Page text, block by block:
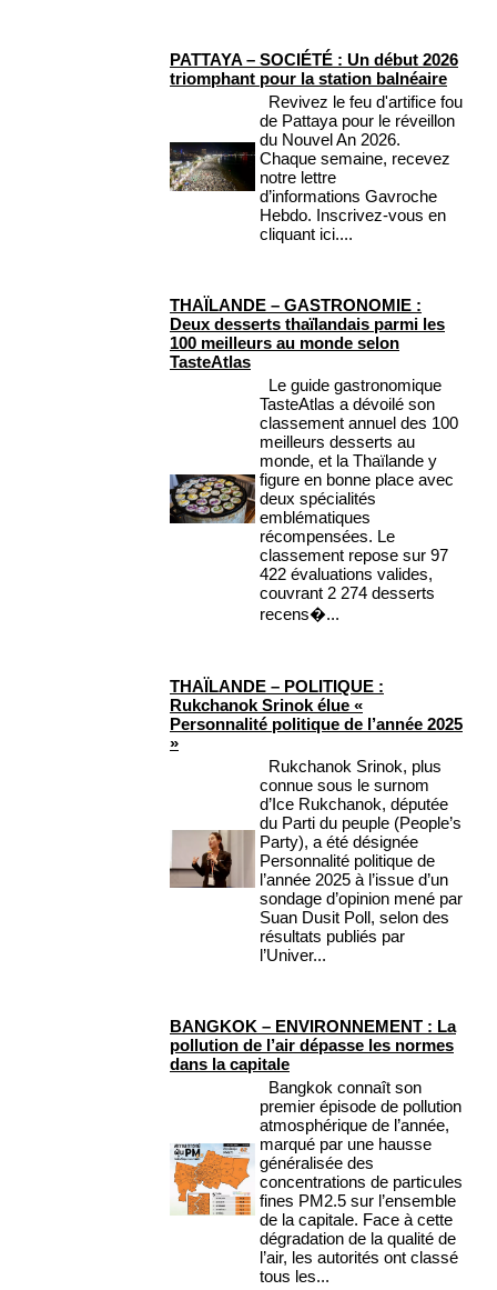
PATTAYA – SOCIÉTÉ : Un début 2026
triomphant pour la station balnéaire
Revivez le feu d'artifice fou
de Pattaya pour le réveillon
du Nouvel An 2026.
Chaque semaine, recevez
notre lettre
d’informations Gavroche
Hebdo. Inscrivez-vous en
cliquant ici....
THAÏLANDE – GASTRONOMIE :
Deux desserts thaïlandais parmi les
100 meilleurs au monde selon
TasteAtlas
Le guide gastronomique
TasteAtlas a dévoilé son
classement annuel des 100
meilleurs desserts au
monde, et la Thaïlande y
figure en bonne place avec
deux spécialités
emblématiques
récompensées. Le
classement repose sur 97
422 évaluations valides,
couvrant 2 274 desserts
recens�...
THAÏLANDE – POLITIQUE :
Rukchanok Srinok élue «
Personnalité politique de l’année 2025
»
Rukchanok Srinok, plus
connue sous le surnom
d’Ice Rukchanok, députée
du Parti du peuple (People’s
Party), a été désignée
Personnalité politique de
l’année 2025 à l’issue d’un
sondage d’opinion mené par
Suan Dusit Poll, selon des
résultats publiés par
l’Univer...
BANGKOK – ENVIRONNEMENT : La
pollution de l’air dépasse les normes
dans la capitale
Bangkok connaît son
premier épisode de pollution
atmosphérique de l’année,
marqué par une hausse
généralisée des
concentrations de particules
fines PM2.5 sur l’ensemble
de la capitale. Face à cette
dégradation de la qualité de
l’air, les autorités ont classé
tous les...